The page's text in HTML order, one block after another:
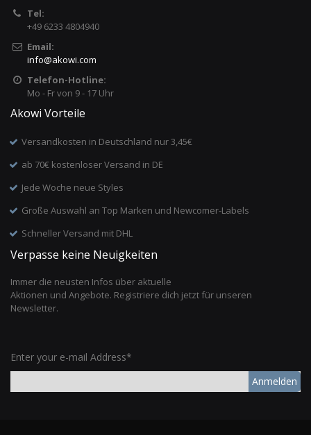
Tel:
+49 6233 4804940
Email:
info@akowi.com
Telefon-Hotline:
Mo - Fr von 9 - 17 Uhr
Akowi Vorteile
Versandkosten in Deutschland nur 3,45€
ab 70€ kostenloser Versand in DE
Jede Woche neue Styles
Große Auswahl an Top Marken und Newcomer-Labels
Schneller Versand mit DHL
Verpasse keine Neuigkeiten
Immer die neusten Infos über aktuelle
Aktionen und Angebote. Registriere dich jetzt für unseren
Newsletter.
Enter your e-mail Address*
Anmelden